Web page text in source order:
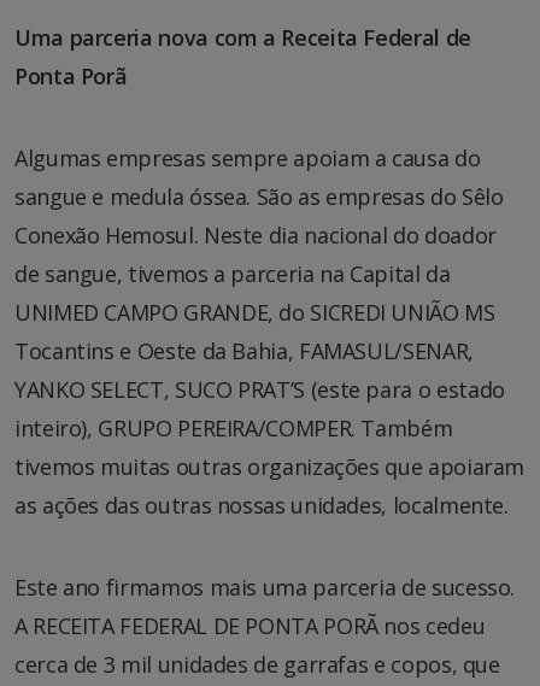
Uma parceria nova com a Receita Federal de
Ponta Porã
Algumas empresas sempre apoiam a causa do
sangue e medula óssea. São as empresas do Sêlo
Conexão Hemosul. Neste dia nacional do doador
de sangue, tivemos a parceria na Capital da
UNIMED CAMPO GRANDE, do SICREDI UNIÃO MS
Tocantins e Oeste da Bahia, FAMASUL/SENAR,
YANKO SELECT, SUCO PRAT’S (este para o estado
inteiro), GRUPO PEREIRA/COMPER. Também
tivemos muitas outras organizações que apoiaram
as ações das outras nossas unidades, localmente.
Este ano firmamos mais uma parceria de sucesso.
A RECEITA FEDERAL DE PONTA PORÃ nos cedeu
cerca de 3 mil unidades de garrafas e copos, que